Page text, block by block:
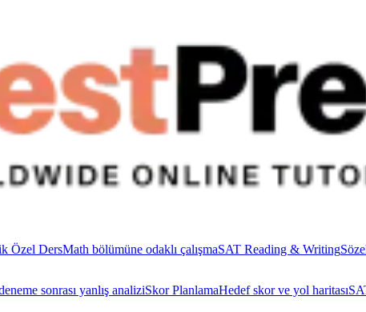
Özel DersMath bölümüne odaklı çalışmaSAT Reading & Writing
sonrası yanlış analiziSkor PlanlamaHedef skor ve yol haritası